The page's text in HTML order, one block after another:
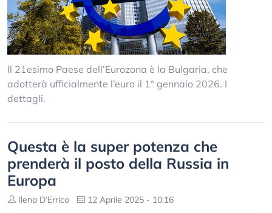
Il 21esimo Paese dell’Eurozona è la Bulgaria, che
adotterà ufficialmente l’euro il 1° gennaio 2026. I
dettagli.
Questa è la super potenza che
prenderà il posto della Russia in
Europa
Ilena D’Errico 12 Aprile 2025 - 10:16